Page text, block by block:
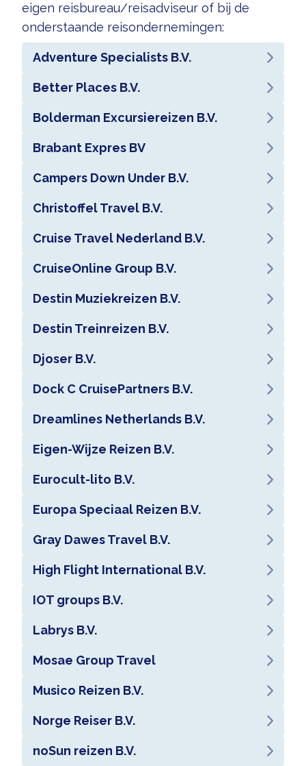
eigen reisbureau/reisadviseur of bij de
onderstaande reisondernemingen:
Adventure Specialists B.V.
Better Places B.V.
Bolderman Excursiereizen B.V.
Brabant Expres BV
Campers Down Under B.V.
Christoffel Travel B.V.
Cruise Travel Nederland B.V.
CruiseOnline Group B.V.
Destin Muziekreizen B.V.
Destin Treinreizen B.V.
Djoser B.V.
Dock C CruisePartners B.V.
Dreamlines Netherlands B.V.
Eigen-Wijze Reizen B.V.
Eurocult-lito B.V.
Europa Speciaal Reizen B.V.
Gray Dawes Travel B.V.
High Flight International B.V.
IOT groups B.V.
Labrys B.V.
Mosae Group Travel
Musico Reizen B.V.
Norge Reiser B.V.
noSun reizen B.V.